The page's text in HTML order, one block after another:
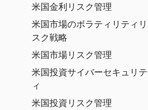
米国金利リスク管理
米国市場のボラティリティリ
スク戦略
米国市場リスク管理
米国投資サイバーセキュリテ
ィ
米国投資リスク管理